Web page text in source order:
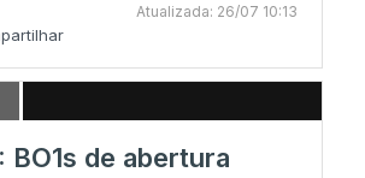
Atualizada: 26/07 10:13
BO1s de abertura